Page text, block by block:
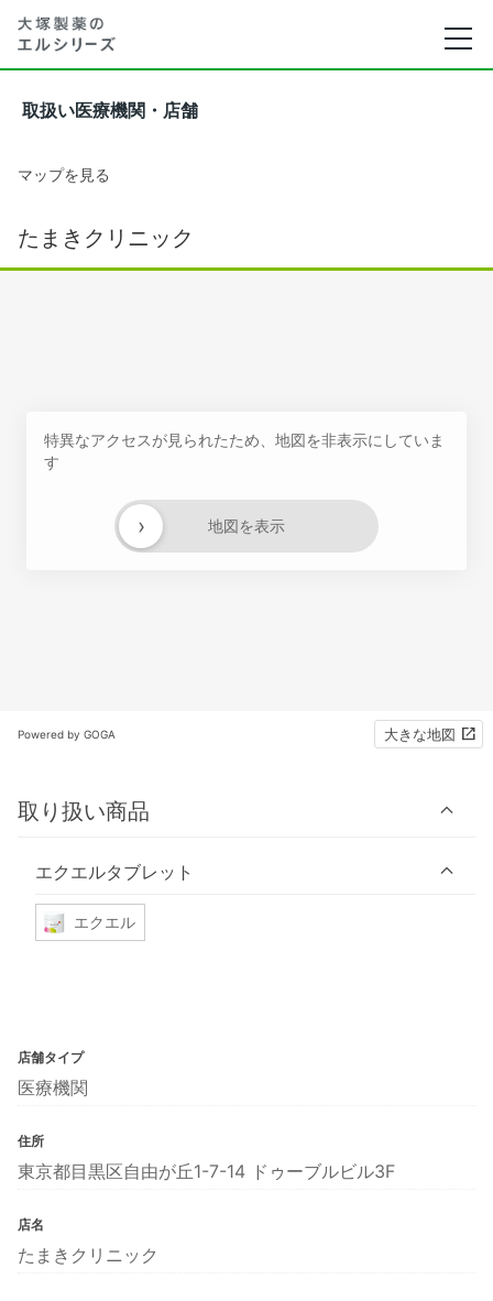
取扱い医療機関・店舗
マップを見る
たまきクリニック
特異なアクセスが見られたため、地図を非表示にしていま
す
地図を表示
›
Powered by GOGA 大きな地図
取り扱い商品
エクエルタブレット
エクエル
店舗タイプ
医療機関
住所
東京都目黒区自由が丘1-7-14 ドゥーブルビル3F
店名
たまきクリニック